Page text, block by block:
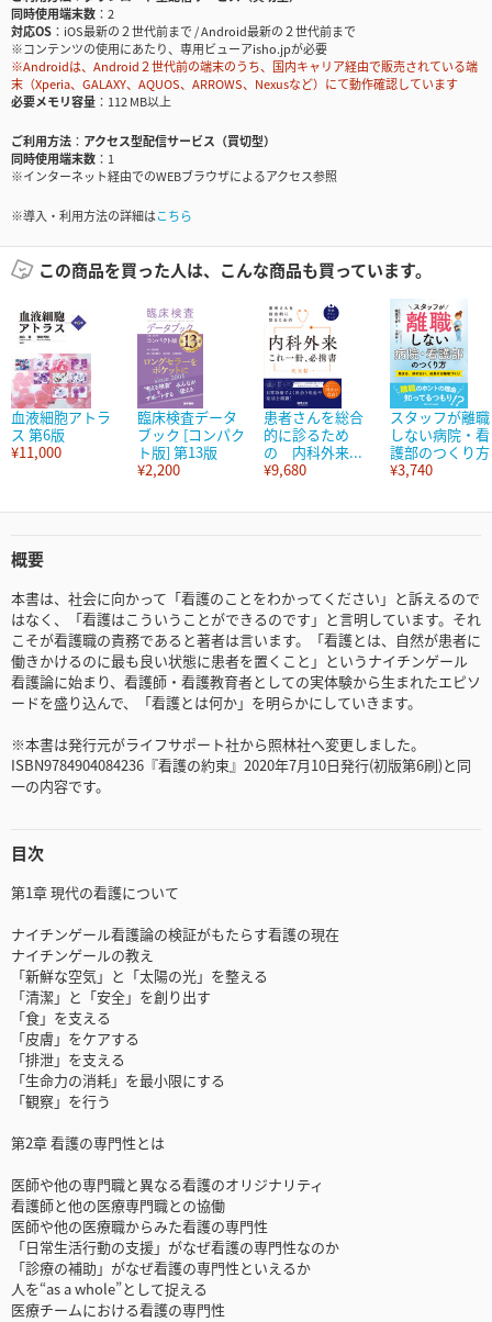
同時使用端末数
2
対応OS
iOS最新の２世代前まで / Android最新の２世代前まで
※コンテンツの使用にあたり、専用ビューアisho.jpが必要
※Androidは、Android２世代前の端末のうち、国内キャリア経由で販売されている端
末（Xperia、GALAXY、AQUOS、ARROWS、Nexusなど）にて動作確認しています
必要メモリ容量
112 MB以上
ご利用方法
アクセス型配信サービス（買切型）
同時使用端末数
1
※インターネット経由でのWEBブラウザによるアクセス参照
※導入・利用方法の詳細はこちら
この商品を買った人は、こんな商品も買っています。
血液細胞アトラ
ス 第6版
¥11,000
臨床検査データ
ブック [コンパク
ト版] 第13版
¥2,200
患者さんを総合
的に診るため
の 内科外来...
¥9,680
スタッフが離職
しない病院・看
護部のつくり方
¥3,740
概要
本書は、社会に向かって「看護のことをわかってください」と訴えるので
はなく、「看護はこういうことができるのです」と言明しています。それ
こそが看護職の責務であると著者は言います。「看護とは、自然が患者に
働きかけるのに最も良い状態に患者を置くこと」というナイチンゲール
看護論に始まり、看護師・看護教育者としての実体験から生まれたエピソ
ードを盛り込んで、「看護とは何か」を明らかにしていきます。
※本書は発行元がライフサポート社から照林社へ変更しました。
ISBN9784904084236『看護の約束』2020年7月10日発行(初版第6刷)と同
一の内容です。
目次
第1章 現代の看護について
ナイチンゲール看護論の検証がもたらす看護の現在
ナイチンゲールの教え
「新鮮な空気」と「太陽の光」を整える
「清潔」と「安全」を創り出す
「食」を支える
「皮膚」をケアする
「排泄」を支える
「生命力の消耗」を最小限にする
「観察」を行う
第2章 看護の専門性とは
医師や他の専門職と異なる看護のオリジナリティ
看護師と他の医療専門職との協働
医師や他の医療職からみた看護の専門性
「日常生活行動の支援」がなぜ看護の専門性なのか
「診療の補助」がなぜ看護の専門性といえるか
人を“as a whole”として捉える
医療チームにおける看護の専門性